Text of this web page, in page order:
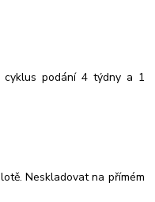
podání 4 týdny a 1
Neskladovat na přímém